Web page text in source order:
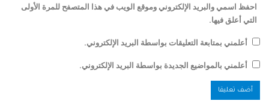
احفظ اسمي والبريد الإلكتروني وموقع الويب في هذا المتصفح للمرة الأولى
التي أعلق فيها.
أعلمني بمتابعة التعليقات بواسطة البريد الإلكتروني.
أعلمني بالمواضيع الجديدة بواسطة البريد الإلكتروني.